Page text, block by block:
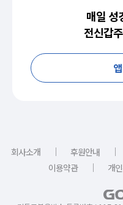
매일 성
전신갑
회사소개 ｜ 후원안내 ｜
이용약관
｜ 개